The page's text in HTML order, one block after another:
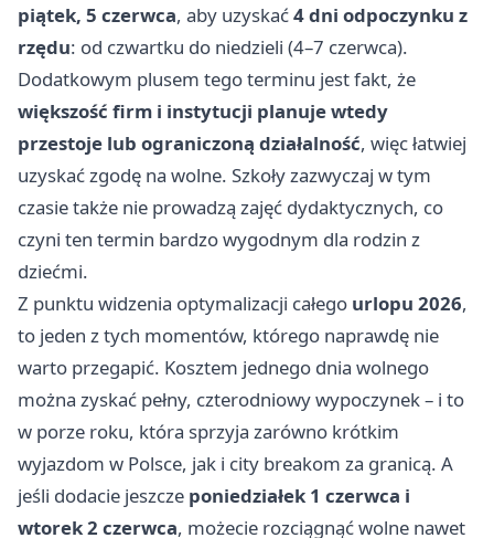
piątek, 5 czerwca, aby uzyskać4 dni odpoczynku z
rzędu: od czwartku do niedzieli (4–7 czerwca).
Dodatkowym plusem tego terminu jest fakt, że
większość firm i instytucji planuje wtedy
przestoje lub ograniczoną działalność, więc łatwiej
uzyskać zgodę na wolne. Szkoły zazwyczaj w tym
czasie także nie prowadzą zajęć dydaktycznych, co
czyni ten termin bardzo wygodnym dla rodzin z
dziećmi.
Z punktu widzenia optymalizacji całego urlopu 2026,
to jeden z tych momentów, którego naprawdę nie
warto przegapić. Kosztem jednego dnia wolnego
można zyskać pełny, czterodniowy wypoczynek – i to
w porze roku, która sprzyja zarówno krótkim
wyjazdom w Polsce, jak i city breakom za granicą. A
jeśli dodacie jeszcze poniedziałek 1 czerwca i
wtorek 2 czerwca, możecie rozciągnąć wolne nawet